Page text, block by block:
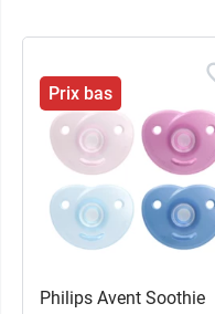
Prix bas
Philips Avent Soothie